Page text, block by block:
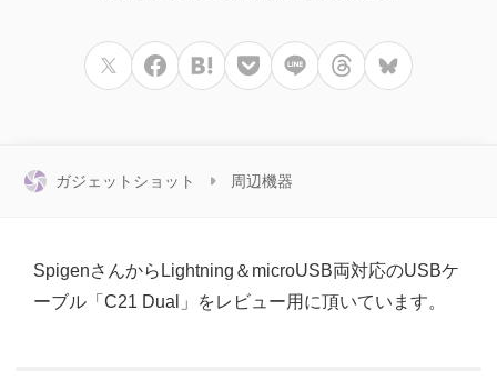
ガジェットショット 周辺機器
SpigenさんからLightning＆microUSB両対応のUSBケ
ーブル「C21 Dual」をレビュー用に頂いています。